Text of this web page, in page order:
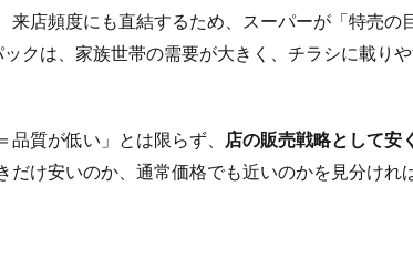
来店頻度にも直結するため、スーパーが「特売の
クは、家族世帯の需要が大きく、チラシに載り
品質が低い」とは限らず、
店の販売戦略として安
だけ安いのか、通常価格でも近いのかを見分けれ